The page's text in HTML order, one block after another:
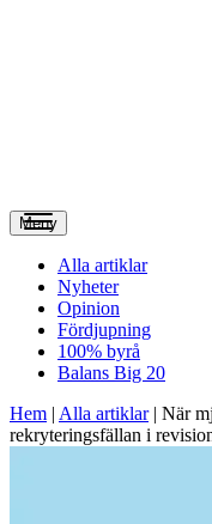
Meny
Alla artiklar
Nyheter
Opinion
Fördjupning
100% byrå
Balans Big 20
Hem | Alla artiklar| När
rekryteringsfällan i